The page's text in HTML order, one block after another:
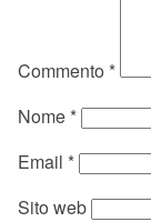
Commento *
Nome *
Email *
Sito web